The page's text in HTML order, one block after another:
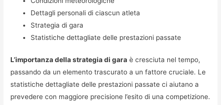
Dettagli personali di ciascun atleta
Strategia di gara
Statistiche dettagliate delle prestazioni passate
L’importanza della strategia di gara è cresciuta nel tempo,
passando da un elemento trascurato a un fattore cruciale. Le
statistiche dettagliate delle prestazioni passate ci aiutano a
prevedere con maggiore precisione l’esito di una competizione.